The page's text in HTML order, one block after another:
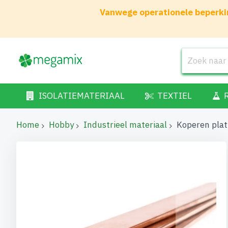
Vanwege operationele
ISOLATIEMATERIAAL TEXTIEL
Home Hobby Industrieel materiaal Koperen